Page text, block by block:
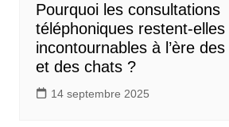
Pourquoi les consultations
téléphoniques restent-elles
incontournables à l’ère
et des chats ?
14 septembre 2025